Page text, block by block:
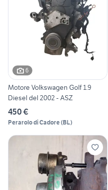
6
Motore Volkswagen Golf 1.9
Diesel del 2002 - ASZ
450 €
Perarolo di Cadore(BL)